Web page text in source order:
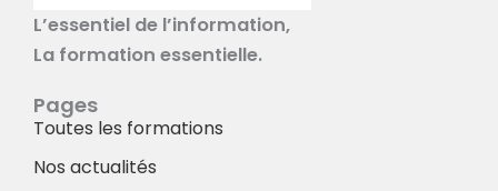
L’essentiel de l’information,
La formation essentielle.
Pages
Toutes les formations
Nos actualités